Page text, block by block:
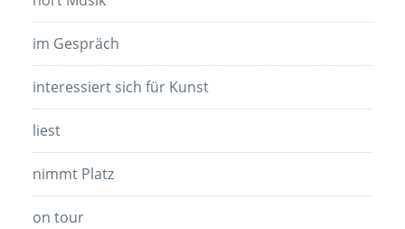
im Gespräch
interessiert sich für Kunst
liest
nimmt Platz
on tour